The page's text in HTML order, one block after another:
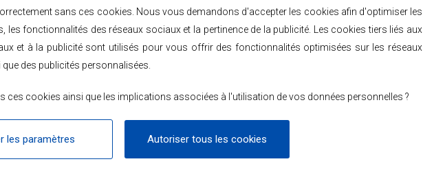
FICHE TECHNIQUE
sans ces cookies. Nous vous demandons d'accepter les cookies afin d'optimiser les
les fonctionnalités des réseaux sociaux et la pertinence de la publicité. Les cookies tiers liés aux
et à la publicité sont utilisés pour vous offrir des fonctionnalités optimisées sur les réseaux
des publicités personnalisées.
ces cookies ainsi que les implications associées à l'utilisation de vos données personnelles ?
les paramètres Autoriser tous les cookies